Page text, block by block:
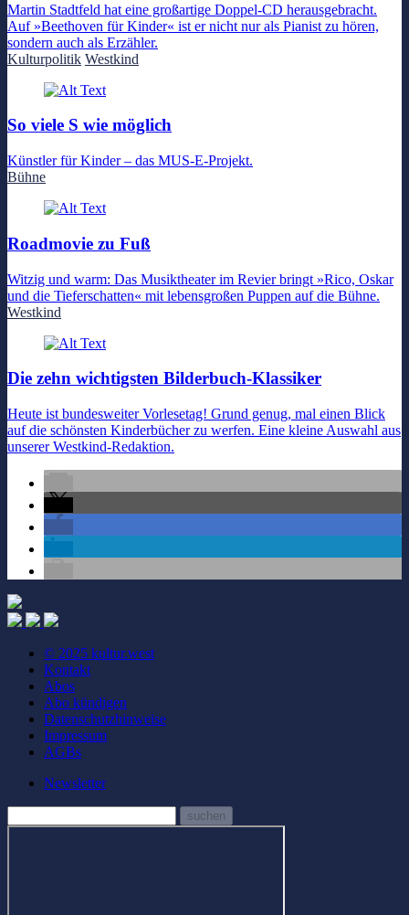
Martin Stadtfeld hat eine großartige Doppel-CD herausgebracht.
Auf »Beethoven für Kinder« ist er nicht nur als Pianist zu hören,
sondern auch als Erzähler.
Kulturpolitik Westkind
So viele S wie möglich
Künstler für Kinder – das MUS-E-Projekt.
Bühne
Roadmovie zu Fuß
Witzig und warm: Das Musiktheater im Revier bringt »Rico, Oskar
und die Tieferschatten« mit lebensgroßen Puppen auf die Bühne.
Westkind
Die zehn wichtigsten Bilderbuch-Klassiker
Heute ist bundesweiter Vorlesetag! Grund genug, mal einen Blick
auf die schönsten Kinderbücher zu werfen. Eine kleine Auswahl aus
unserer Westkind-Redaktion.
© 2025 kultur.west
Kontakt
Abos
Abo kündigen
Datenschutzhinweise
Impressum
AGBs
Newsletter